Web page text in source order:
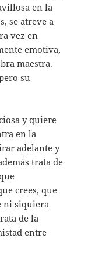
en la
se atreve a
vez en
emotiva,
maestra.
su
y quiere
en la
adelante y
trata de
crees, que
ni siquiera
de la
entre